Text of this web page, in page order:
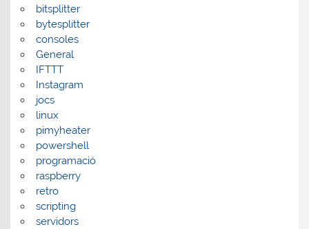
bitsplitter
bytesplitter
consoles
General
IFTTT
Instagram
jocs
linux
pimyheater
powershell
programació
raspberry
retro
scripting
servidors